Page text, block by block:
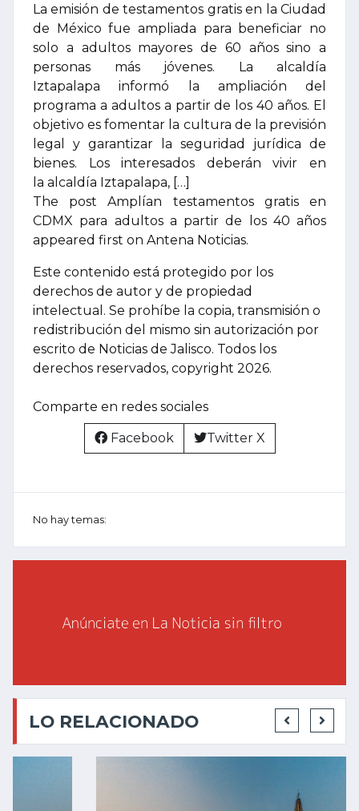
La emisión de testamentos gratis en la Ciudad
de México fue ampliada para beneficiar no
solo a adultos mayores de 60 años sino a
personas más jóvenes. La alcaldía
Iztapalapa informó la ampliación del
programa a adultos a partir de los 40 años. El
objetivo es fomentar la cultura de la previsión
legal y garantizar la seguridad jurídica de
bienes. Los interesados deberán vivir en
la alcaldía Iztapalapa, […]
The post Amplían testamentos gratis en
CDMX para adultos a partir de los 40 años
appeared first on Antena Noticias.
Este contenido está protegido por los
derechos de autor y de propiedad
intelectual. Se prohíbe la copia, transmisión o
redistribución del mismo sin autorización por
escrito de Noticias de Jalisco. Todos los
derechos reservados, copyright 2026.
Comparte en redes sociales
Facebook Twitter X
No hay temas:
LO RELACIONADO